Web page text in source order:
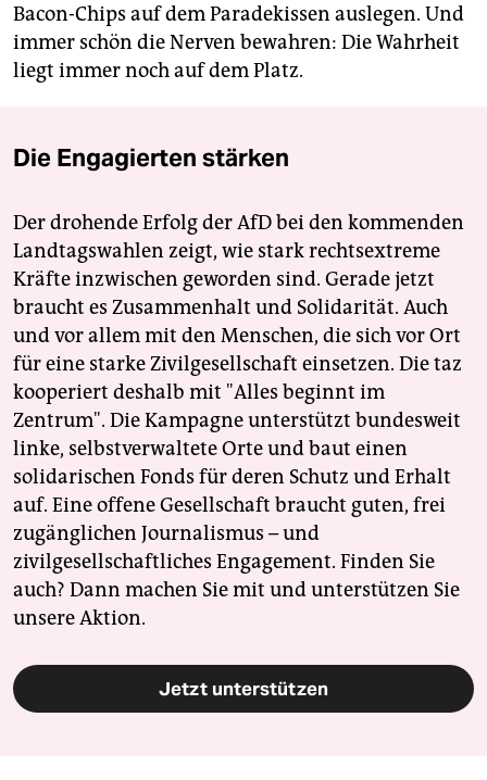
Bacon-Chips auf dem Paradekissen auslegen. Und
immer schön die Nerven bewahren: Die Wahrheit
liegt immer noch auf dem Platz.
Die Engagierten stärken
Der drohende Erfolg der AfD bei den kommenden
Landtagswahlen zeigt, wie stark rechtsextreme
Kräfte inzwischen geworden sind. Gerade jetzt
braucht es Zusammenhalt und Solidarität. Auch
und vor allem mit den Menschen, die sich vor Ort
für eine starke Zivilgesellschaft einsetzen. Die taz
kooperiert deshalb mit "Alles beginnt im
Zentrum". Die Kampagne unterstützt bundesweit
linke, selbstverwaltete Orte und baut einen
solidarischen Fonds für deren Schutz und Erhalt
auf. Eine offene Gesellschaft braucht guten, frei
zugänglichen Journalismus – und
zivilgesellschaftliches Engagement. Finden Sie
auch? Dann machen Sie mit und unterstützen Sie
unsere Aktion.
Jetzt unterstützen